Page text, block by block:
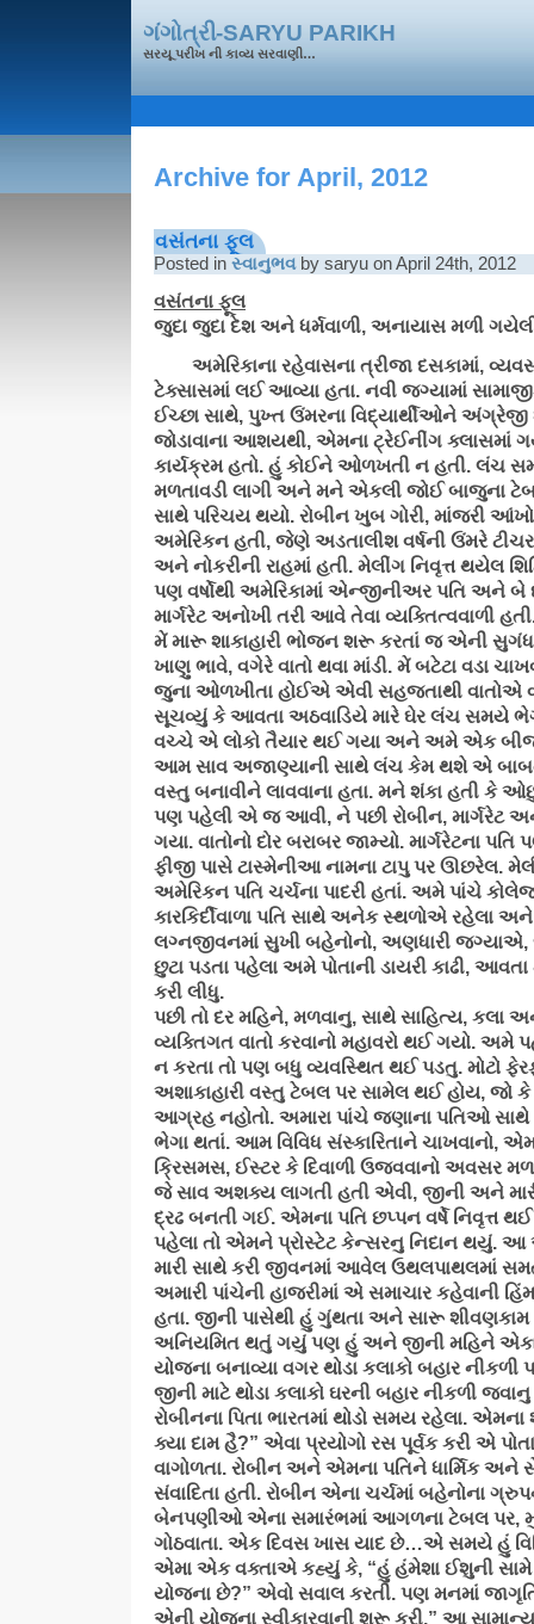
ગંગોત્રી-SARYU PARIKH
સરયૂ પરીખ ની કાવ્ય સરવાણી…
Archive for April, 2012
વસંતના ફૂલ
Posted in સ્વાનુભવby saryu on April 24th, 2012
વસંતના ફૂલ
જુદા જુદા દેશ અને ધર્મવાળી, અનાયાસ મળી
અમેરિકાના રહેવાસના ત્રીજા દસકામાં,
ટેક્સાસમાં લઈ આવ્યા હતા. નવી જગ્યામાં
ઈચ્છા સાથે, પુખ્ત ઉંમરના વિદ્યાર્થીઓને અંગ્રેજી
જોડાવાના આશયથી, એમના ટ્રેઈનીંગ ક્લાસમાં
કાર્યક્રમ હતો. હું કોઈને ઓળખતી ન હતી. લંચ
મળતાવડી લાગી અને મને એકલી જોઈ બાજુના
સાથે પરિચય થયો. રોબીન ખુબ ગોરી, માંજરી
અમેરિકન હતી, જેણે અડતાલીશ વર્ષની ઉંમરે
અને નોકરીની રાહમાં હતી. મેલીંગ નિવૃત્ત થયેલ
પણ વર્ષોથી અમેરિકામાં એન્જીનીઅર પતિ અને બે
માર્ગરેટ અનોખી તરી આવે તેવા વ્યક્તિત્વવાળી
મેં મારૂ શાકાહારી ભોજન શરૂ કરતાં જ એની
ખાણુ ભાવે, વગેરે વાતો થવા માંડી. મેં બટેટા વડા
જુના ઓળખીતા હોઈએ એવી સહજતાથી વાતોએ
સૂચવ્યું કે આવતા અઠવાડિયે મારે ઘેર લંચ સમયે
વચ્ચે એ લોકો તૈયાર થઈ ગયા અને અમે એક
આમ સાવ અજાણ્યાની સાથે લંચ કેમ થશે એ
વસ્તુ બનાવીને લાવવાના હતા. મને શંકા હતી કે
પણ પહેલી એ જ આવી, ને પછી રોબીન,
ગયા. વાતોનો દોર બરાબર જામ્યો. માર્ગરેટના
ફીજી પાસે ટાસ્મેનીઆ નામના ટાપુ પર ઊછરેલ.
અમેરિકન પતિ ચર્ચના પાદરી હતાં. અમે પાંચે
કારકિર્દીવાળા પતિ સાથે અનેક સ્થળોએ રહેલા
લગ્નજીવનમાં સુખી બહેનોનો, અણધારી
છુટા પડતા પહેલા અમે પોતાની ડાયરી કાઢી,
કરી લીધુ.
પછી તો દર મહિને, મળવાનુ, સાથે સાહિત્ય, કલા
વ્યક્તિગત વાતો કરવાનો મહાવરો થઈ ગયો. અમે
ન કરતા તો પણ બધુ વ્યવસ્થિત થઈ પડતુ. મોટો
અશાકાહારી વસ્તુ ટેબલ પર સામેલ થઈ હોય, જો
આગ્રહ નહોતો. અમારા પાંચે જણાના પતિઓ સાથે
ભેગા થતાં. આમ વિવિધ સંસ્કારિતાને ચાખવાનો,
ક્રિસમસ, ઈસ્ટર કે દિવાળી ઉજવવાનો અવસર
જે સાવ અશક્ય લાગતી હતી એવી, જીની અને
દ્રઢ બનતી ગઈ. એમના પતિ છપ્પન વર્ષે
પહેલા તો એમને પ્રોસ્ટેટ કેન્સરનુ નિદાન થયું.
મારી સાથે કરી જીવનમાં આવેલ ઉથલપાથલમાં
અમારી પાંચેની હાજરીમાં એ સમાચાર કહેવાની
હતા. જીની પાસેથી હું ગુંથતા અને સારૂ
અનિયમિત થતું ગયું પણ હું અને જીની મહિને
યોજના બનાવ્યા વગર થોડા કલાકો બહાર નીકળી
જીની માટે થોડા કલાકો ઘરની બહાર નીકળી
રોબીનના પિતા ભારતમાં થોડો સમય રહેલા.
ક્યા દામ હૈ?” એવા પ્રયોગો રસ પૂર્વક કરી એ
વાગોળતા. રોબીન અને એમના પતિને ધાર્મિક અને
સંવાદિતા હતી. રોબીન એના ચર્ચમાં બહેનોના
બેનપણીઓ એના સમારંભમાં આગળના ટેબલ પર,
ગોઠવાતા. એક દિવસ ખાસ યાદ છે…એ સમયે હું
એમા એક વક્તાએ કહ્યું કે, “હું હંમેશા ઈશુની સામે
યોજના છે?” એવો સવાલ કરતી. પણ મનમાં
એની યોજના સ્વીકારવાની શરૂ કરી.” આ સામાન્ય